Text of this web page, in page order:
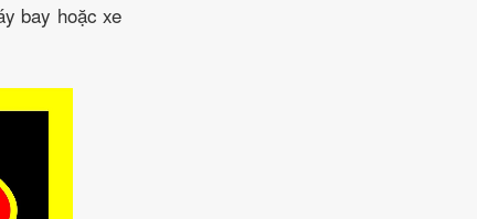
bay hoặc xe